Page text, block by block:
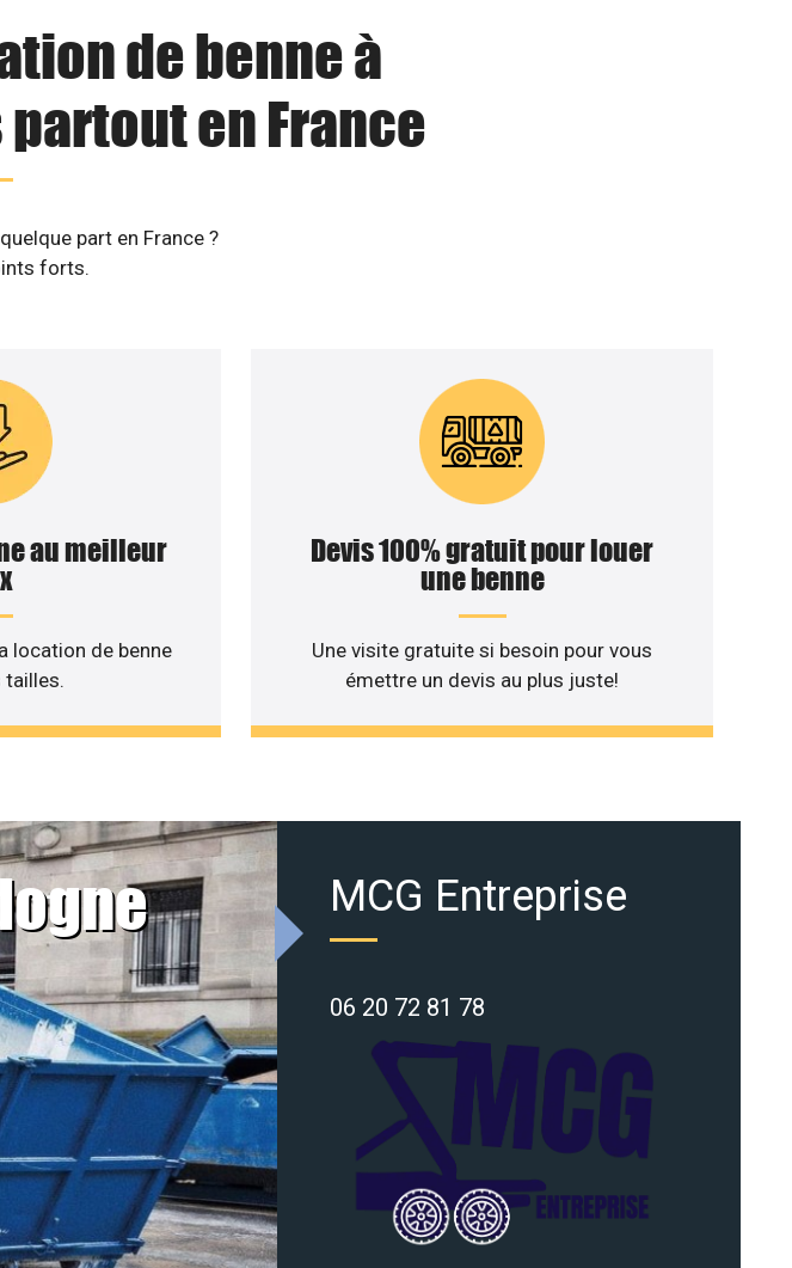
de benne à
en France
part en France ?
forts.
au meilleur
location de benne
tailles.
Devis 100% gratuit pour louer
une benne
Une visite gratuite si besoin pour vous
émettre un devis au plus juste!
MCG Entreprise
06 20 72 81 78